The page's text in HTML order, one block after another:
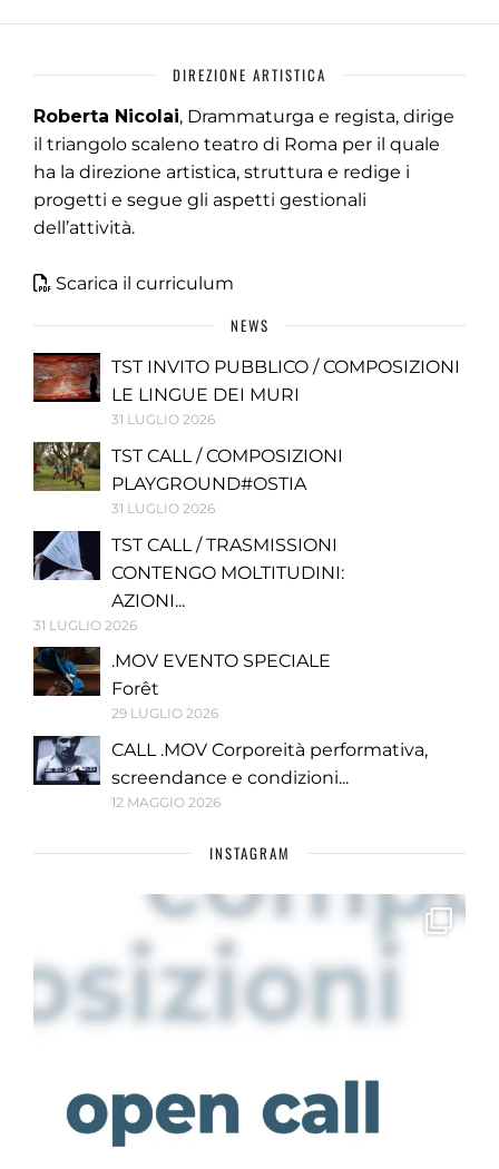
DIREZIONE ARTISTICA
Roberta Nicolai, Drammaturga e regista, dirige
il triangolo scaleno teatro di Roma per il quale
ha la direzione artistica, struttura e redige i
progetti e segue gli aspetti gestionali
dell’attività.
Scarica il curriculum
NEWS
TST INVITO PUBBLICO / COMPOSIZIONI
LE LINGUE DEI MURI
31 LUGLIO 2026
TST CALL / COMPOSIZIONI
PLAYGROUND#OSTIA
31 LUGLIO 2026
TST CALL / TRASMISSIONI
CONTENGO MOLTITUDINI:
AZIONI...
31 LUGLIO 2026
.MOV EVENTO SPECIALE
Forêt
29 LUGLIO 2026
CALL .MOV Corporeità performativa,
screendance e condizioni...
12 MAGGIO 2026
INSTAGRAM